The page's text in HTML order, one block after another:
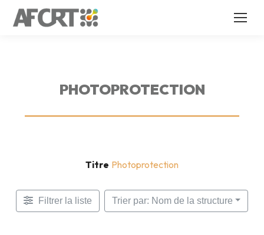
PHOTOPROTECTION
Titre Photoprotection
Filtrer la liste Trier par: Nom de la structure